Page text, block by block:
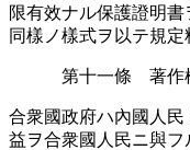
限有效ナル保護證明
同樣ノ樣式ヲ以テ規
第十一條 著󠄁作
合衆國政府ハ內國人民
益ヲ合衆國人民ニ與